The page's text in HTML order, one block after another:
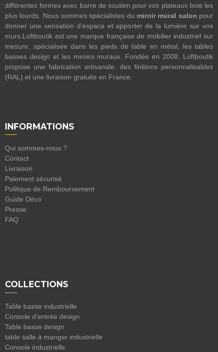
différentes formes avec barre de soutien pour vos plateaux bois les
plus lourds. Nous sommes spécialistes du miroir mural salon pour
donner une sensation d'espace et apporter de la lumière sur vos
murs.Loftboutik est une marque française de mobilier industriel sur
mesure, spécialisée dans les pieds de table en métal, les tables
basses design et les miroirs muraux. Fondée en 2008, Loftboutik
propose une fabrication artisanale, des finitions personnalisables
(RAL) et une livraison gratuite en France.
INFORMATIONS
Qui sommes-nous ?
Contact
Livraison
Paiement sécurisé
Politique de Remboursement
Guide Déco
Presse
FAQ
COLLECTIONS
Table basse industrielle
Console d'entrée design
Table basse design
table salle à manger industrielle
Console industrielle